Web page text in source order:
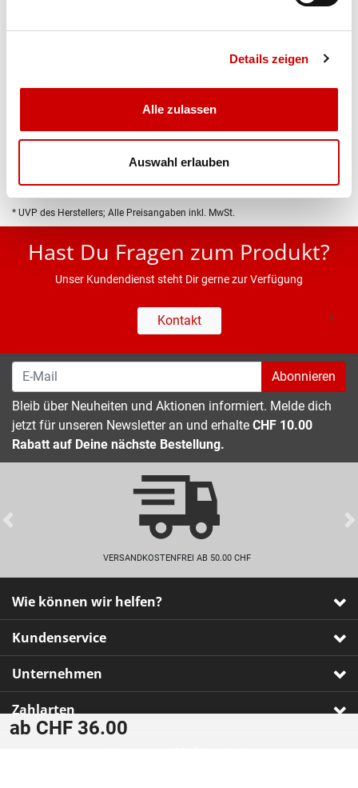
Details zeigen
Alle zulassen
Auswahl erlauben
ab CHF 36.00
Bis 17:00 Uhr bestellen: morgen geliefert - ab CHF 50.00
Produktbeschreibung
* UVP des Herstellers; Alle Preisangaben inkl. MwSt.
Hast Du Fragen zum Produkt?
Unser Kundendienst steht Dir gerne zur Verfügung
Kontakt
Abonnieren
Bleib über Neuheiten und Aktionen informiert. Melde dich
jetzt für unseren Newsletter an und erhalte CHF 10.00
Rabatt auf Deine nächste Bestellung.
VERSANDKOSTENFREI AB 50.00 CHF
Previous
Wie können wir helfen?
Kundenservice
Unternehmen
Zahlarten